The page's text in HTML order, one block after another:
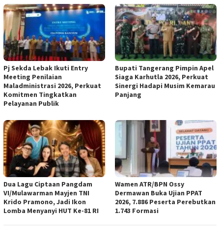
Pj Sekda Lebak Ikuti Entry
Meeting Penilaian
Maladministrasi 2026, Perkuat
Komitmen Tingkatkan
Pelayanan Publik
Bupati Tangerang Pimpin Apel
Siaga Karhutla 2026, Perkuat
Sinergi Hadapi Musim Kemarau
Panjang
Dua Lagu Ciptaan Pangdam
VI/Mulawarman Mayjen TNI
Krido Pramono, Jadi Ikon
Lomba Menyanyi HUT Ke-81 RI
Wamen ATR/BPN Ossy
Dermawan Buka Ujian PPAT
2026, 7.886 Peserta Perebutkan
1.743 Formasi